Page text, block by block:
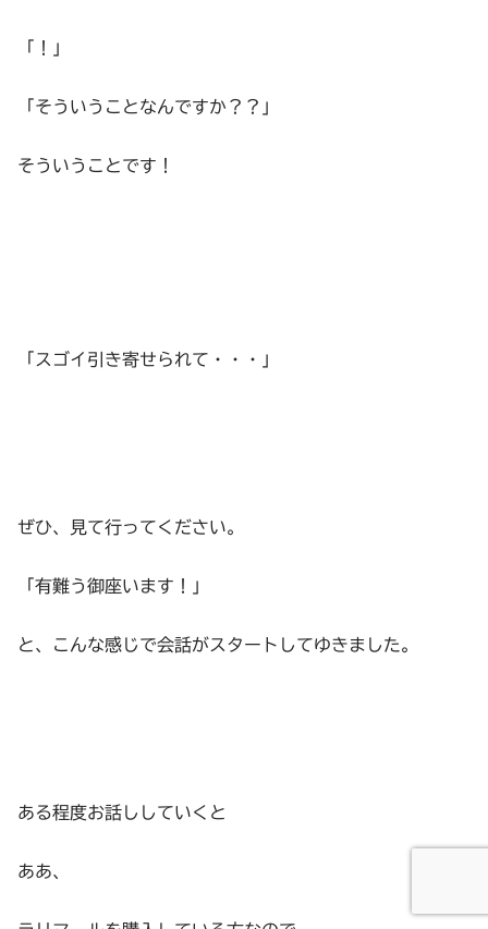
「！」
「そういうことなんですか？？」
そういうことです！
「スゴイ引き寄せられて・・・」
ぜひ、見て行ってください。
「有難う御座います！」
と、こんな感じで会話がスタートしてゆきました。
ある程度お話ししていくと
ああ、